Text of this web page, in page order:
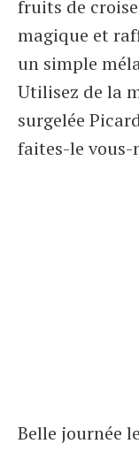
fruits de
magique et
un simple
Utilisez de la
surgelée
faites-le vous-
Belle journée